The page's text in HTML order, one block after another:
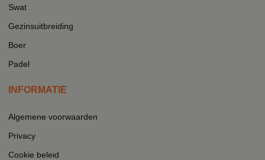
Swat
Gezinsuitbreiding
Boer
Padel
INFORMATIE
Algemene voorwaarden
Privacy
Cookie beleid